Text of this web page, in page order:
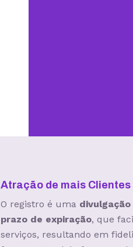
Atração de mais Clientes
O registro é uma
prazo de expiração, que
serviços, resultando em